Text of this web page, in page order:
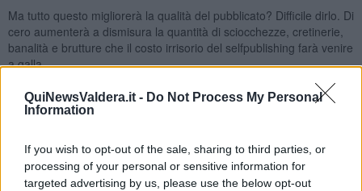
QuiNewsValdera.it - Do Not Process My Personal
Information
If you wish to opt-out of the sale, sharing to third parties, or
processing of your personal or sensitive information for
targeted advertising by us, please use the below opt-out
Ma tutto questo migliorerà la qualità del pubblicato? Difficile dirlo. Di
cero aumenterà a dismisura la quantità di sciocchezze, cretinerie,
banalità e brutture che il costo irrisorio del selfpublishing farà venire
a galla.
Questo è il risultato inevitabile della combinazione di editoria
digitale e di internet.Non ci possiamo fare nulla.
dovrebbero riuscire ad orientarsi in questo mare magnum di
pubblicazioni, mettendosi in grado di rispondere alle domande degli
utenti.